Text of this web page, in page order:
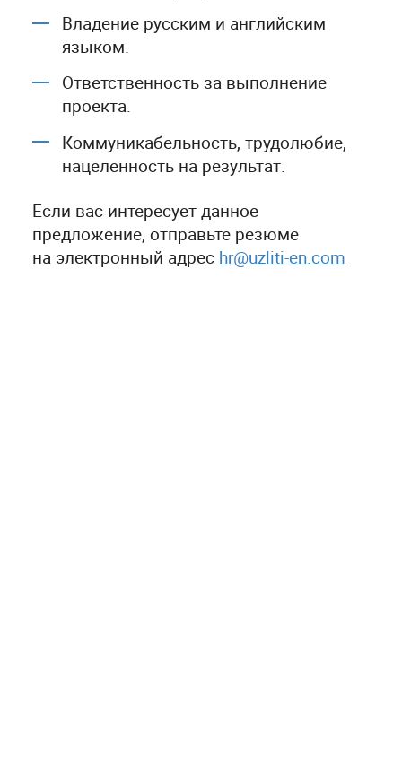
Владение русским и английским
языком.
Ответственность за выполнение
проекта.
Коммуникабельность, трудолюбие,
нацеленность на результат.
Если вас интересует данное
предложение, отправьте резюме
на электронный адрес hr@uzliti-en.com